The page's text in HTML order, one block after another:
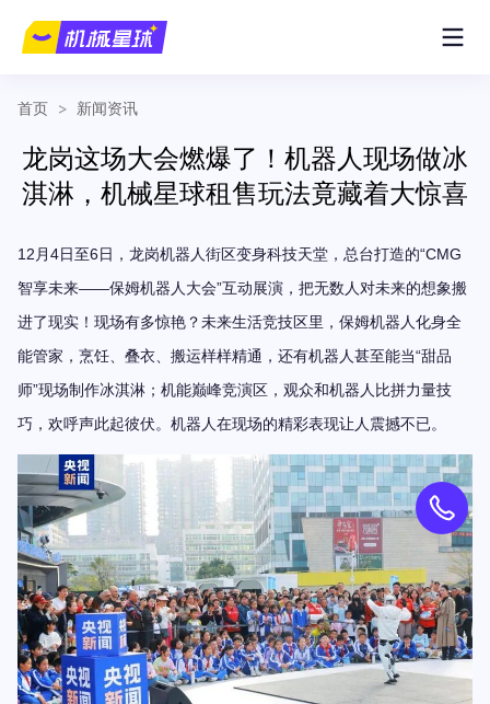
首页 > 新闻资讯
龙岗这场大会燃爆了！机器人现场做冰
淇淋，机械星球租售玩法竟藏着大惊喜
1 2 月 4 日至6 日，龙岗机器人街区变身科技天堂，总台打造的“CMG
智享未来——保姆机器人大会”互动展演，把无数人对未来的想象搬
进了现实！现场有多惊艳？未来生活竞技区里，保姆机器人化身全
能管家，烹饪、叠衣、搬运样样精通， 还有机器人甚至能当“甜品
师”现场制作冰淇淋；机能巅峰竞演区，观众和机器人比拼力量技
巧，欢呼声此起彼伏。 机器人在现场的精彩表现让人震撼不已。